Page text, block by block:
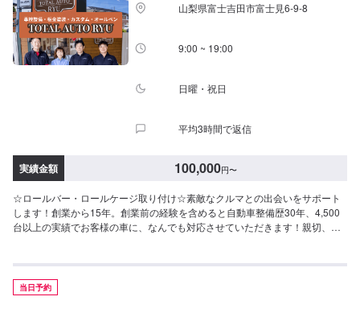
山梨県富士吉田市富士見6-9-8
9:00 ~ 19:00
日曜・祝日
平均3時間で返信
実績金額 100,000円〜
☆ロールバー・ロールケージ取り付け☆素敵なクルマとの出会いをサポート
します！創業から15年。創業前の経験を含めると自動車整備歴30年、4,500
台以上の実績でお客様の車に、なんでも対応させていただきます！親切、丁
積りにご納得いただければ作業開始【4】仕上がり次第納車☆持ち込みパーツ
への交換も可能です☆新品・中古パーツなどの持ち込みも可能です。オファ
ーにて写真や詳細をご入力いただきますとスムーズです。☆代車について☆
当日予約